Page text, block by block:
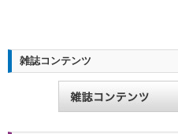
雑誌コンテンツ